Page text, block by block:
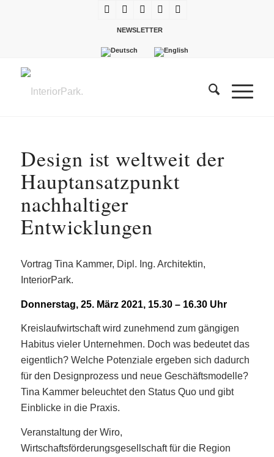
NEWSLETTER
Design ist weltweit der
Hauptansatzpunkt
nachhaltiger
Entwicklungen
Vortrag Tina Kammer, Dipl. Ing. Architektin,
InteriorPark.
Donnerstag, 25. März 2021, 15.30 – 16.30 Uhr
Kreislaufwirtschaft wird zunehmend zum gängigen
Habitus vieler Unternehmen. Doch was bedeutet das
eigentlich? Welche Potenziale ergeben sich dadurch
für den Designprozess und neue Geschäftsmodelle?
Tina Kammer beleuchtet den Status Quo und gibt
Einblicke in die Praxis.
Veranstaltung der Wiro,
Wirtschaftsförderungsgesellschaft für die Region